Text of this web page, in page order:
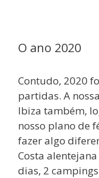
O ano 2020
Contudo, 2020
partidas. A
Ibiza também,
nosso plano de
fazer algo
Costa
dias, 2